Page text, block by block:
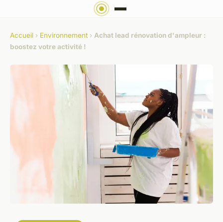
Accueil › Environnement › Achat lead rénovation d'ampleur :
boostez votre activité !